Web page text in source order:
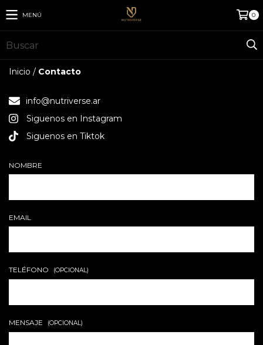
MENÚ 0
Inicio / Contacto
info@nutriverse.ar
Siguenos en Instagram
Siguenos en Tiktok
NOMBRE
EMAIL
TELÉFONO (OPCIONAL)
MENSAJE (OPCIONAL)